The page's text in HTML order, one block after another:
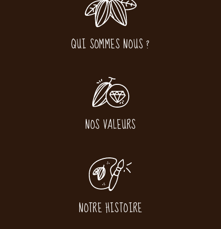
QUI SOMMES NOUS ?
NOS VALEURS
NOTRE HISTOIRE